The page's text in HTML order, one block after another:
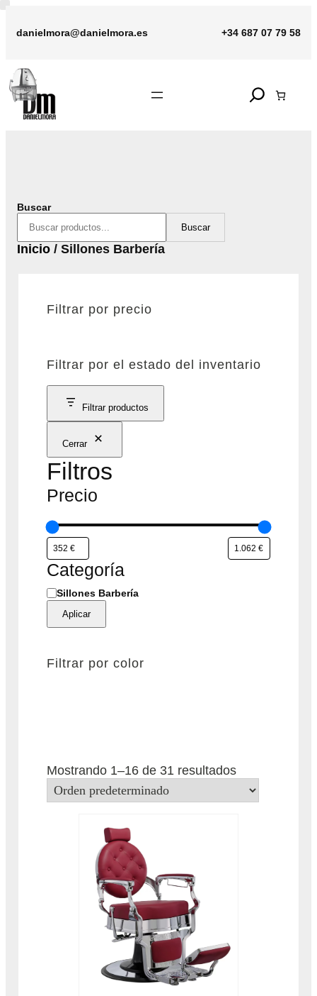
contenido
danielmora@danielmora.es +34 687 07 79 58
Search
Buscar
Buscar
Inicio / Sillones Barbería
Filtrar por precio
Filtrar por el estado del inventario
Filtrar productos
Cerrar
Filtros
Precio
Categoría
C
a
e
r
Sillones Barbería
Aplicar
Filtrar por color
Mostrando 1–16 de 31 resultados